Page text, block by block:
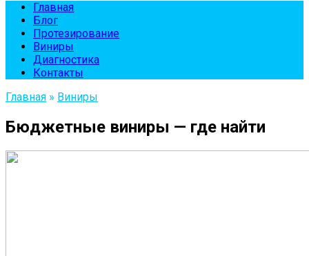
Главная
Блог
Протезирование
Виниры
Диагностика
Контакты
Главная » Виниры
Бюджетные виниры — где найти